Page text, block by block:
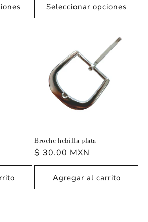
Seleccionar opciones
Broche hebilla plata
Precio
habitual
$ 30.00 MXN
Agregar al carrito